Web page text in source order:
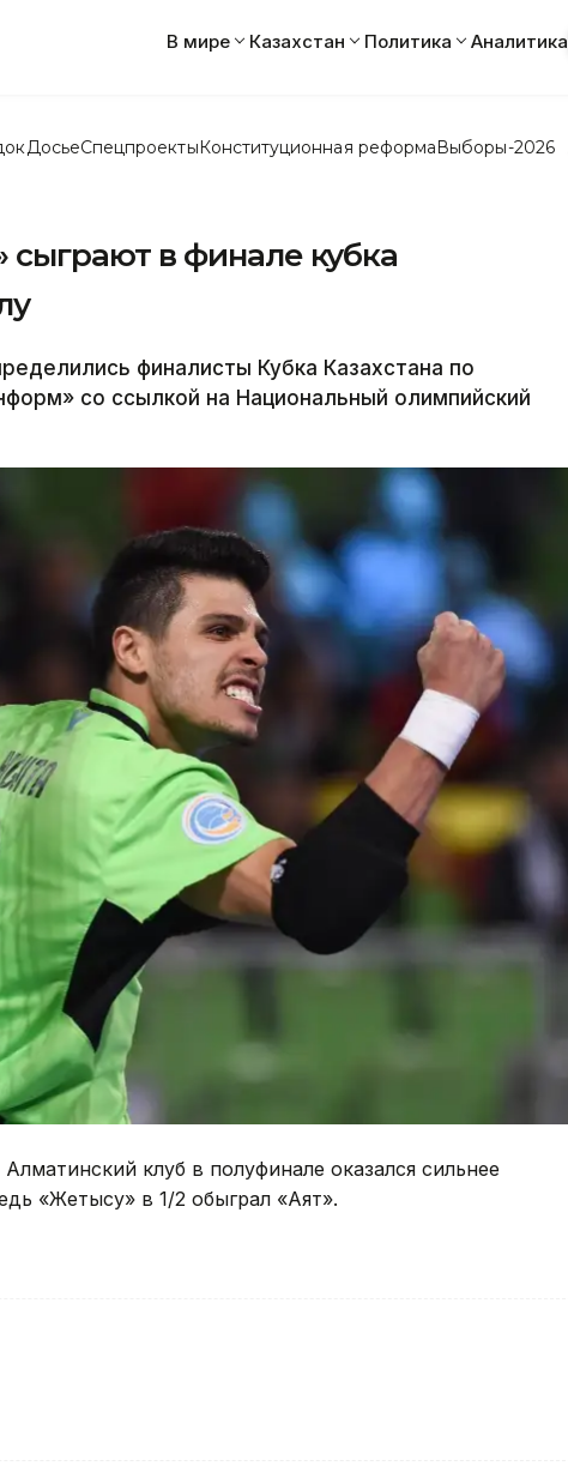
В мире Казахстан Политика Аналитика
ДосьеСпецпроектыКонституционная реформаВыборы-2026
сыграют в финале кубка
финалисты Кубка Казахстана по
со ссылкой на Национальный олимпийский
клуб в полуфинале оказался сильнее
«Жетысу» в 1/2 обыграл «Аят».